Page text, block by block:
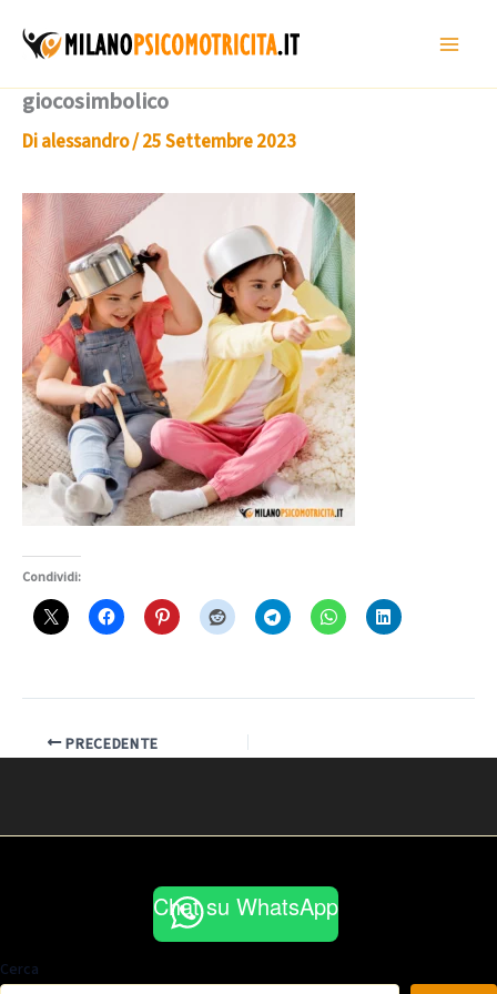
giocosimbolico
Dialessandro/25 Settembre 2023
Condividi:
PRECEDENTE
Chat su WhatsApp
Cerca